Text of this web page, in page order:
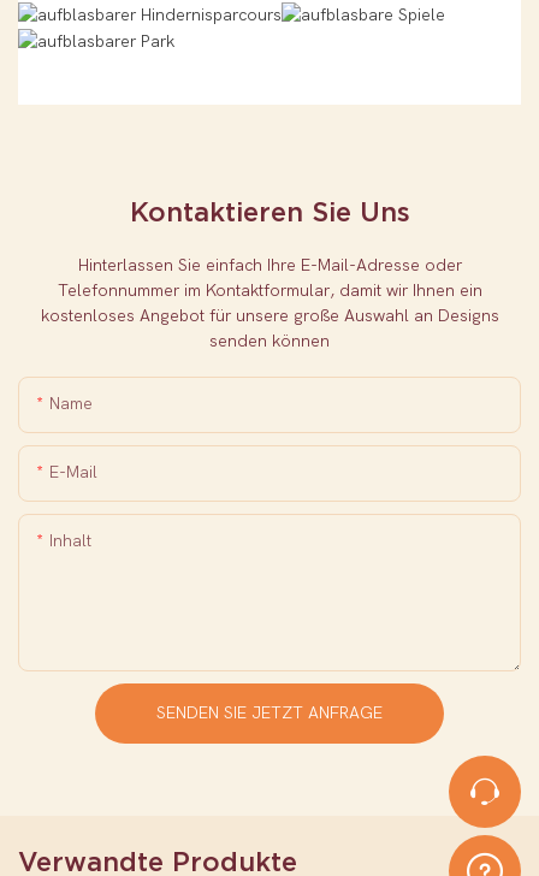
Kontaktieren Sie Uns
Hinterlassen Sie einfach Ihre E-Mail-Adresse oder
Telefonnummer im Kontaktformular, damit wir Ihnen ein
kostenloses Angebot für unsere große Auswahl an Designs
senden können
Name
E-Mail
Inhalt
SENDEN SIE JETZT ANFRAGE
Verwandte Produkte